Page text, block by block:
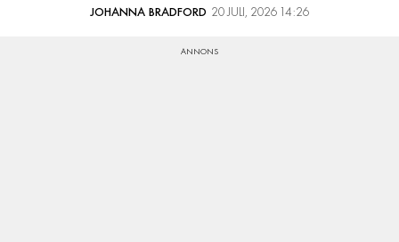
JOHANNA BRADFORD 20 JULI, 2026 14:26